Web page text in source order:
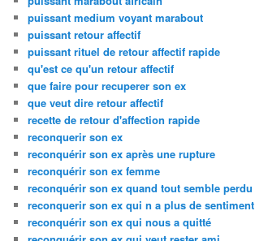
puissant medium voyant marabout
puissant retour affectif
puissant rituel de retour affectif rapide
qu'est ce qu'un retour affectif
que faire pour recuperer son ex
que veut dire retour affectif
recette de retour d'affection rapide
reconquerir son ex
reconquérir son ex après une rupture
reconquérir son ex femme
reconquérir son ex quand tout semble perdu
reconquerir son ex qui n a plus de sentiment
reconquérir son ex qui nous a quitté